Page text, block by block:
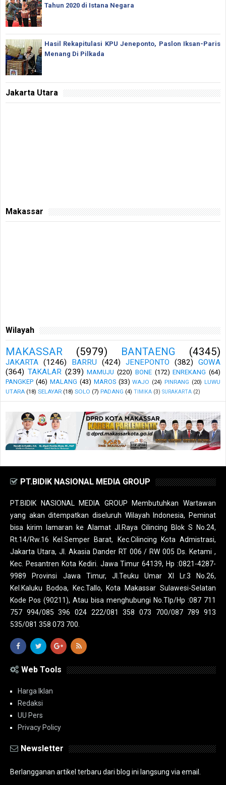
Tahun 2020 di Istana Negara
Hasil Rekapitulasi KPU Jeneponto, Paslon Iksan-Paris
Menang Di Pilkada
Jakarta Utara
Makassar
Wilayah
MAKASSAR (5979) BANTAENG (4345)
JAKARTA (1246) BARRU (424) JENEPONTO (382)
GOWA
(364) TAKALAR (239) MAMUJU (220) BONE (172) ENREKANG (64)
PANGKEP (46) MALANG (43) MAROS (33) WAJO (24) PINRANG (20) LUWU
UTARA (18) SELAYAR (18) SOLO (7) PADANG (4) TIMIKA (3) SURAKARTA (2)
PT.BIDIK NASIONAL MEDIA GROUP
PT.BIDIK NASIONAL MEDIA GROUP Membutuhkan Wartawan
yang akan ditempatkan diseluruh Wilayah Indonesia, Peminat
bisa kirim lamaran ke Alamat Jl.Raya Cilincing Blok S No.24,
Rt.14/Rw.16 Kel.Semper Barat, Kec.Cilincing Kota Admistrasi,
Jakarta Utara, Jl. Akasia Dander RT 006 / RW 005 Ds. Ketami ,
Kec. Pesantren Kota Kediri. Jawa Timur 64139, Hp :0821-4287-
9989 Provinsi Jawa Timur, Jl.Teuku Umar XI Lr.3 No.26,
Kel.Kaluku Bodoa, Kec.Tallo, Kota Makassar Sulawesi-Selatan
Kode Pos (90211), Atau bisa menghubungi No.Tlp/Hp :087 711
757 994/085 396 024 222/081 358 073 700/087 789 913
535/081 358 073 700.
Web Tools
Harga Iklan
Redaksi
UU Pers
Privacy Policy
Newsletter
Berlangganan artikel terbaru dari blog ini langsung via email.